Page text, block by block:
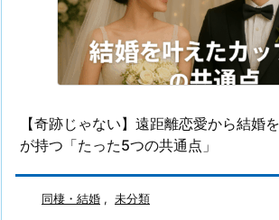
【奇跡じゃない】遠距離恋愛から結婚
が持つ「たった5つの共通点」
同棲・結婚 , 未分類